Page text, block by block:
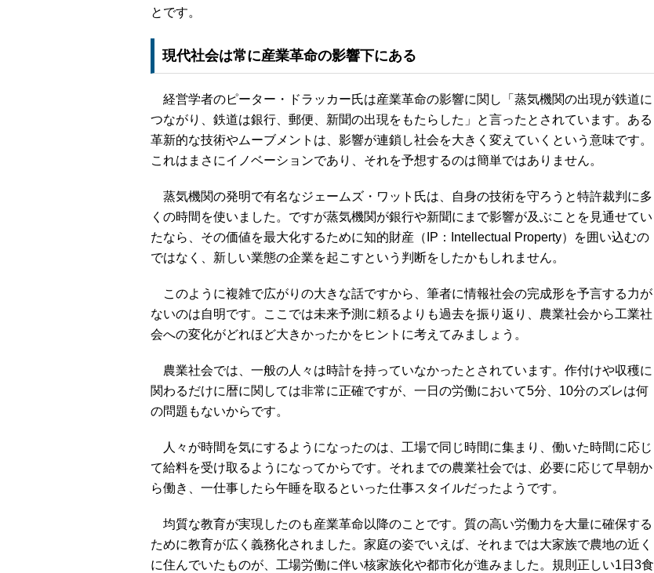
とです。
現代社会は常に産業革命の影響下にある
経営学者のピーター・ドラッカー氏は産業革命の影響に関し「蒸気機関の出現が鉄道に
つながり、鉄道は銀行、郵便、新聞の出現をもたらした」と言ったとされています。ある
革新的な技術やムーブメントは、影響が連鎖し社会を大きく変えていくという意味です。
これはまさにイノベーションであり、それを予想するのは簡単ではありません。
蒸気機関の発明で有名なジェームズ・ワット氏は、自身の技術を守ろうと特許裁判に多
くの時間を使いました。ですが蒸気機関が銀行や新聞にまで影響が及ぶことを見通せてい
たなら、その価値を最大化するために知的財産（IP：Intellectual Property）を囲い込むの
ではなく、新しい業態の企業を起こすという判断をしたかもしれません。
このように複雑で広がりの大きな話ですから、筆者に情報社会の完成形を予言する力が
ないのは自明です。ここでは未来予測に頼るよりも過去を振り返り、農業社会から工業社
会への変化がどれほど大きかったかをヒントに考えてみましょう。
農業社会では、一般の人々は時計を持っていなかったとされています。作付けや収穫に
関わるだけに暦に関しては非常に正確ですが、一日の労働において5分、10分のズレは何
の問題もないからです。
人々が時間を気にするようになったのは、工場で同じ時間に集まり、働いた時間に応じ
て給料を受け取るようになってからです。それまでの農業社会では、必要に応じて早朝か
ら働き、一仕事したら午睡を取るといった仕事スタイルだったようです。
均質な教育が実現したのも産業革命以降のことです。質の高い労働力を大量に確保する
ために教育が広く義務化されました。家庭の姿でいえば、それまでは大家族で農地の近く
に住んでいたものが、工場労働に伴い核家族化や都市化が進みました。規則正しい1日3食